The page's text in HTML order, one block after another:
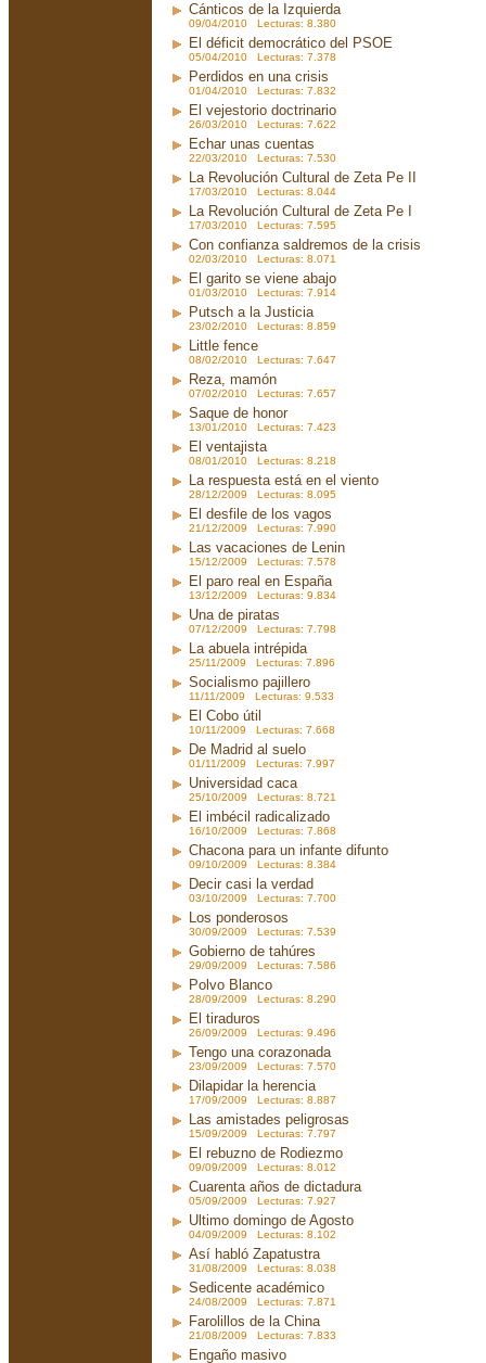
Cánticos de la Izquierda
09/04/2010 Lecturas: 8.380
El déficit democrático del PSOE
05/04/2010 Lecturas: 7.378
Perdidos en una crisis
01/04/2010 Lecturas: 7.832
El vejestorio doctrinario
26/03/2010 Lecturas: 7.622
Echar unas cuentas
22/03/2010 Lecturas: 7.530
La Revolución Cultural de Zeta Pe II
17/03/2010 Lecturas: 8.044
La Revolución Cultural de Zeta Pe I
17/03/2010 Lecturas: 7.595
Con confianza saldremos de la crisis
02/03/2010 Lecturas: 8.071
El garito se viene abajo
01/03/2010 Lecturas: 7.914
Putsch a la Justicia
23/02/2010 Lecturas: 8.859
Little fence
08/02/2010 Lecturas: 7.647
Reza, mamón
07/02/2010 Lecturas: 7.657
Saque de honor
13/01/2010 Lecturas: 7.423
El ventajista
08/01/2010 Lecturas: 8.218
La respuesta está en el viento
28/12/2009 Lecturas: 8.095
El desfile de los vagos
21/12/2009 Lecturas: 7.990
Las vacaciones de Lenin
15/12/2009 Lecturas: 7.578
El paro real en España
13/12/2009 Lecturas: 9.834
Una de piratas
07/12/2009 Lecturas: 7.798
La abuela intrépida
25/11/2009 Lecturas: 7.896
Socialismo pajillero
11/11/2009 Lecturas: 9.533
El Cobo útil
10/11/2009 Lecturas: 7.668
De Madrid al suelo
01/11/2009 Lecturas: 7.997
Universidad caca
25/10/2009 Lecturas: 8.721
El imbécil radicalizado
16/10/2009 Lecturas: 7.868
Chacona para un infante difunto
09/10/2009 Lecturas: 8.384
Decir casi la verdad
03/10/2009 Lecturas: 7.700
Los ponderosos
30/09/2009 Lecturas: 7.539
Gobierno de tahúres
29/09/2009 Lecturas: 7.586
Polvo Blanco
28/09/2009 Lecturas: 8.290
El tiraduros
26/09/2009 Lecturas: 9.496
Tengo una corazonada
23/09/2009 Lecturas: 7.570
Dilapidar la herencia
17/09/2009 Lecturas: 8.887
Las amistades peligrosas
15/09/2009 Lecturas: 7.797
El rebuzno de Rodiezmo
09/09/2009 Lecturas: 8.012
Cuarenta años de dictadura
05/09/2009 Lecturas: 7.927
Ultimo domingo de Agosto
04/09/2009 Lecturas: 8.102
Así habló Zapatustra
31/08/2009 Lecturas: 8.038
Sedicente académico
24/08/2009 Lecturas: 7.871
Farolillos de la China
21/08/2009 Lecturas: 7.833
Engaño masivo